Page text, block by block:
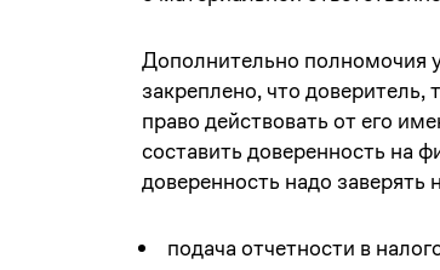
Дополнительно полномочия
закреплено, что
право действовать от его
составить доверенность на
доверенность надо заверять
подача отчетности в